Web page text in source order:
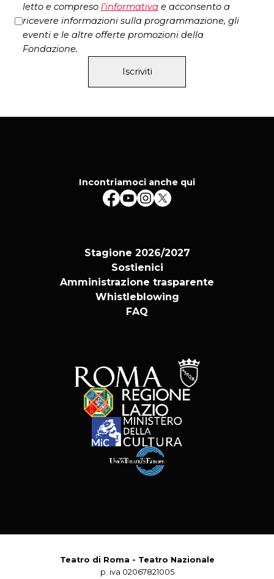
letto e compreso l’informativa e acconsento a
ricevere informazioni sulla programmazione, gli
eventi e le altre offerte promozioni della
Fondazione.
Iscriviti
Incontriamoci anche qui
Stagione 2026/2027
Sostienici
Amministrazione trasparente
Whistleblowing
FAQ
Teatro di Roma - Teatro Nazionale
p. iva 02067821005